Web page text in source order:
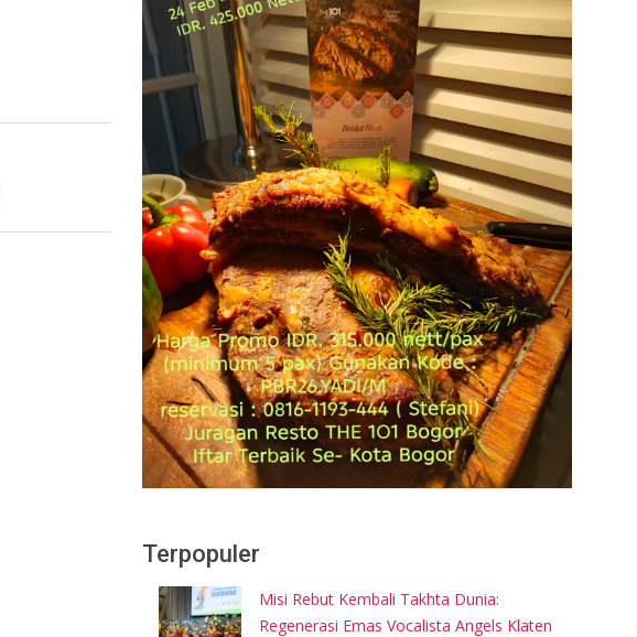
Terpopuler
Misi Rebut Kembali Takhta Dunia:
Regenerasi Emas Vocalista Angels Klaten